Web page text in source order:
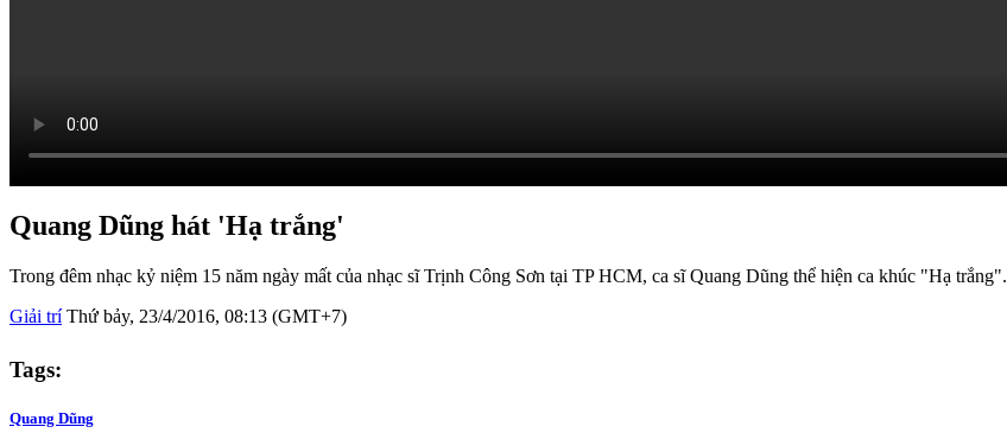
Quang Dũng hát 'Hạ trắng'
Trong đêm nhạc kỷ niệm 15 năm ngày mất của nhạc sĩ Trịnh Công Sơn tại TP HCM, ca sĩ Quang Dũng thể hiện ca khúc "Hạ trắng".
Giải trí Thứ bảy, 23/4/2016, 08:13 (GMT+7)
Tags:
Quang Dũng